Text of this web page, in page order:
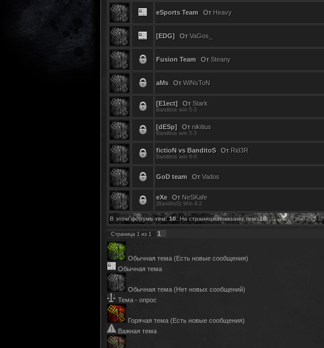
eSports Team От Heavy
[EDG] От VaGos_
Fusion Team От Steany
aMs От WiNsToN
[E1ect] От Stark
Banditos win 5-3
[dESp] От nikitius
Banditos win 5-3
fictioN vs BanditoS От Rid3R
Banditos win 6-0
GoD team От Vados
eXe От NeSKafe
(BanditoS) Win 4-2
В этом форуме тем:10. На странице показано тем:10.
Страница 1 из 1 1
Обычная тема (Есть новые сообщения)
Обычная тема
Обычная тема (Нет новых сообщений)
Тема - опрос
Горячая тема (Есть новые сообщения)
Важная тема